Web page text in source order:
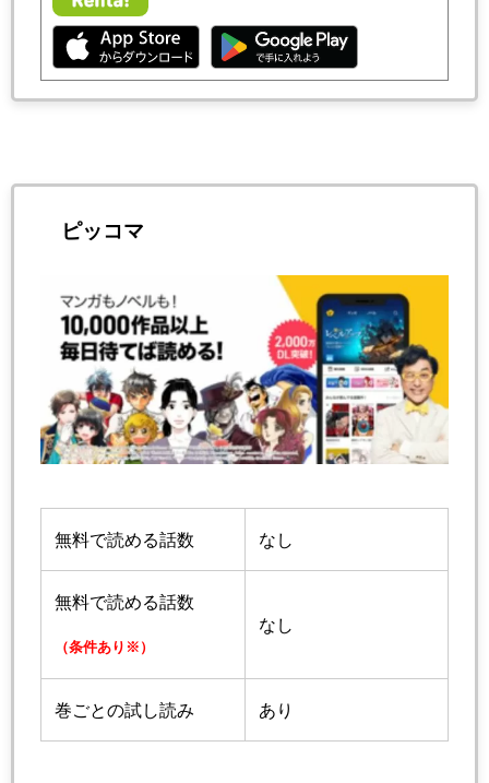
ピッコマ
無料で読める話数 なし
無料で読める話数
（条件あり※）
なし
巻ごとの試し読み あり